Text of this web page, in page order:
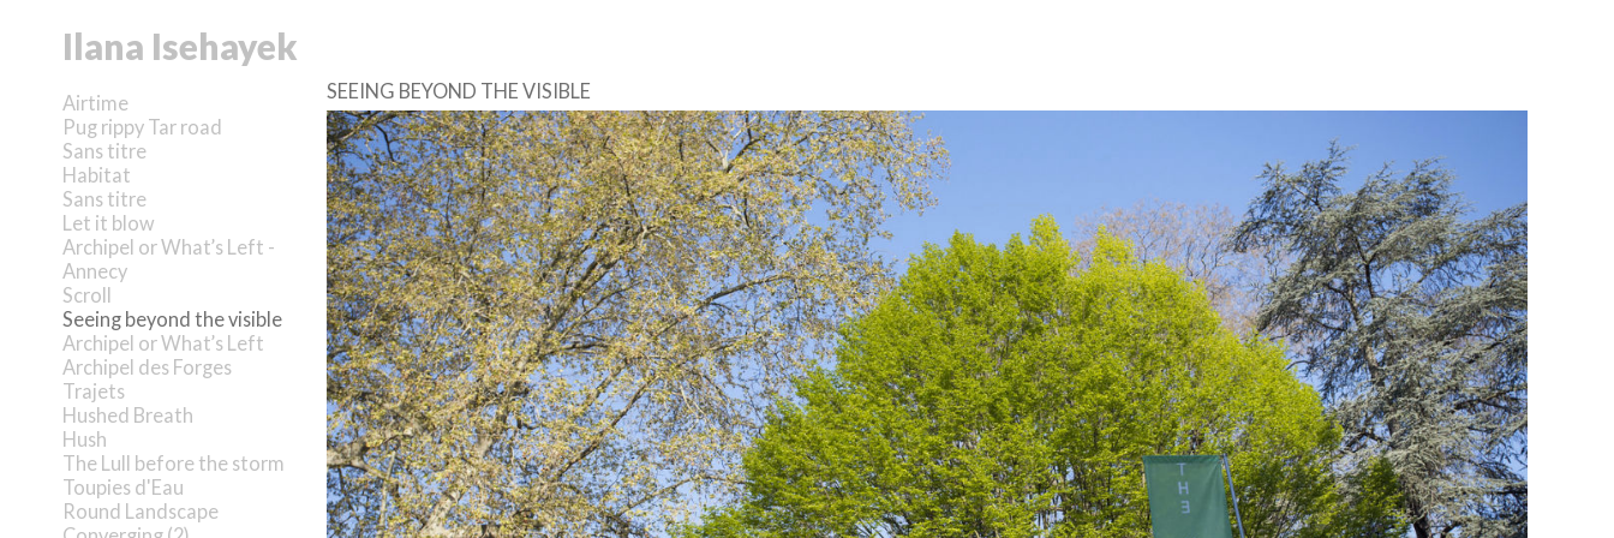
Ilana Isehayek
Airtime
Pug rippy Tar road
Sans titre
Habitat
Sans titre
Let it blow
Archipel or What’s Left -
Annecy
Scroll
Seeing beyond the visible
Archipel or What’s Left
Archipel des Forges
Trajets
Hushed Breath
Hush
The Lull before the storm
Toupies d'Eau
Round Landscape
SEEING BEYOND THE VISIBLE